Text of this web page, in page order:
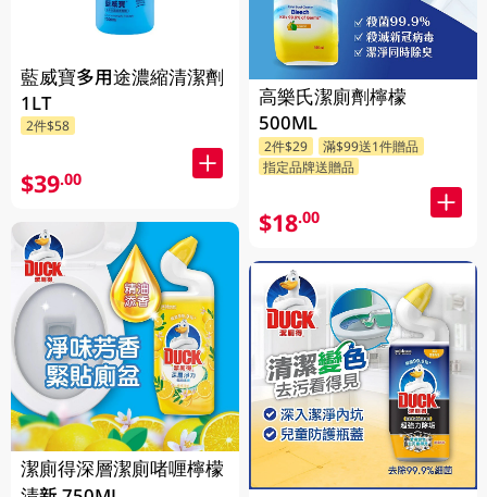
藍威寶多用途濃縮清潔劑
1LT
2件$58
$39.00
潔廁得深層潔廁啫喱檸檬
高樂氏潔廁劑檸檬
500ML
2件$29
滿$99送1件贈品
指定品牌送贈品
$18.00